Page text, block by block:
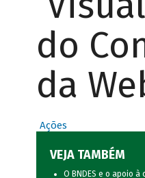
do
da
Ações
VEJA TAMBÉM
O BNDES e o apoio à